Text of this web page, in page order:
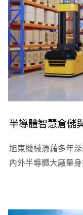
半導體智慧倉儲
旭東機械憑藉多年
內外半導體大廠量